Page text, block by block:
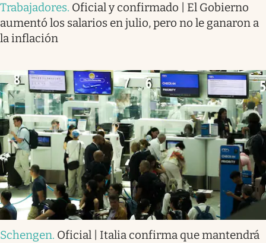
Trabajadores. Oficial y confirmado | El Gobierno
aumentó los salarios en julio, pero no le ganaron a
la inflación
Schengen. Oficial | Italia confirma que mantendrá